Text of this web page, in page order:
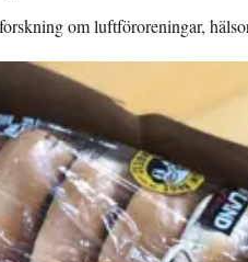
om luftföroreningar,